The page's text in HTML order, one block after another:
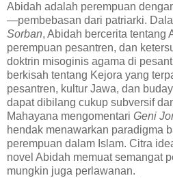
Abidah adalah perempuan
—pembebasan dari patriarki.
Sorban, Abidah bercerita tentang
perempuan pesantren, dan
doktrin misoginis agama di
berkisah tentang Kejora yang
pesantren, kultur Jawa, dan
dapat dibilang cukup subversif
Mahayana mengomentari Geni
hendak menawarkan paradigma
perempuan dalam Islam. Citra
novel Abidah memuat semangat
mungkin juga perlawanan.